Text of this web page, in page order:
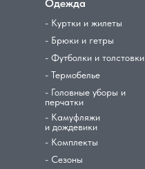
Одежда
- Куртки и жилеты
- Брюки и гетры
- Футболки и толстовки
- Термобелье
- Головные уборы и
перчатки
- Камуфляжи
и дождевики
- Комплекты
- Сезоны